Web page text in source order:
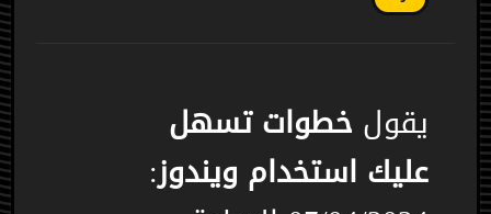
يقول خطوات تسهل
عليك استخدام ويندوز: